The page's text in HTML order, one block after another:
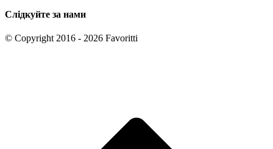
Слідкуйте за нами
© Copyright 2016 - 2026 Favoritti